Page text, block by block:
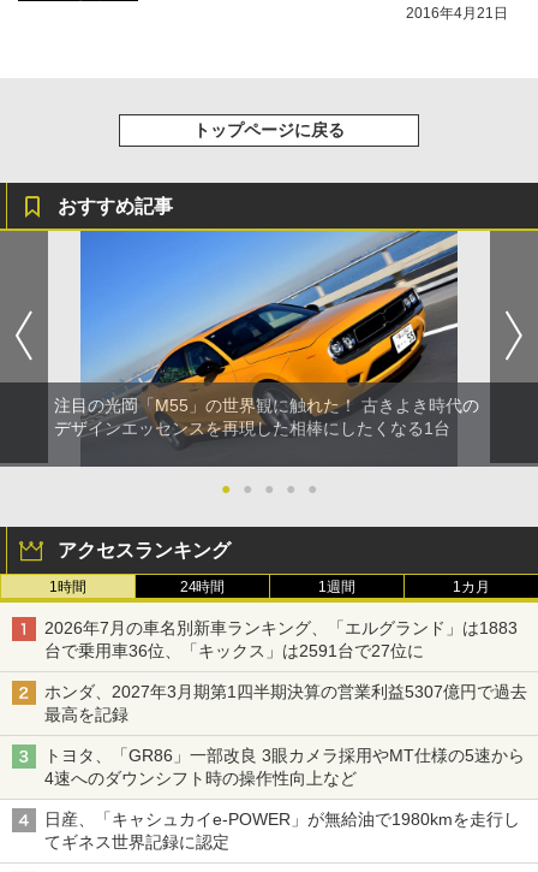
2016年4月21日
トップページに戻る
おすすめ記事
注目の光岡「M55」の世界観に触れた！ 古きよき時代の
デザインエッセンスを再現した相棒にしたくなる1台
● ● ● ● ●
アクセスランキング
1時間 24時間 1週間 1カ月
2026年7月の車名別新車ランキング、「エルグランド」は1883
台で乗用車36位、「キックス」は2591台で27位に
ホンダ、2027年3月期第1四半期決算の営業利益5307億円で過去
最高を記録
トヨタ、「GR86」一部改良 3眼カメラ採用やMT仕様の5速から
4速へのダウンシフト時の操作性向上など
日産、「キャシュカイe-POWER」が無給油で1980kmを走行し
てギネス世界記録に認定